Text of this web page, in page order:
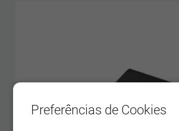
Preferências de Cookies